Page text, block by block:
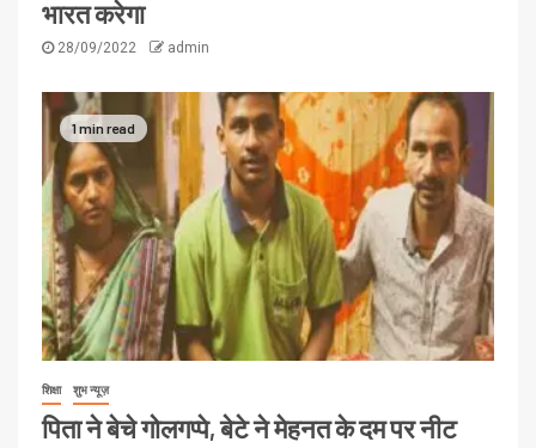
भारत करेगा
28/09/2022 admin
1 min read
शिक्षा शुभ न्यूज़
पिता ने बेचे गोलगप्पे, बेटे ने मेहनत के दम पर नीट